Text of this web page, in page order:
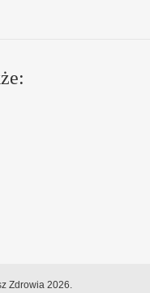
Zdrowia 2026.